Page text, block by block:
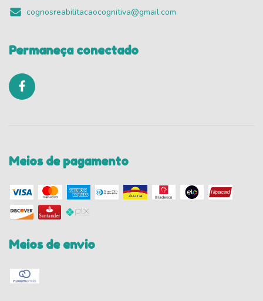
cognosreabilitacaocognitiva@gmail.com
Permaneça conectado
Meios de pagamento
Meios de envio